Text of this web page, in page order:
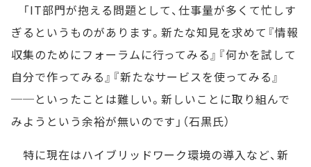
「IT部門が抱える問題として、仕事量が多くて忙しす
ぎるというものがあります。新たな知見を求めて『情報
収集のためにフォーラムに行ってみる』『何かを試して
自分で作ってみる』『新たなサービスを使ってみる』
──といったことは難しい。新しいことに取り組んで
みようという余裕が無いのです」（石黒氏）
特に現在はハイブリッドワーク環境の導入など、新